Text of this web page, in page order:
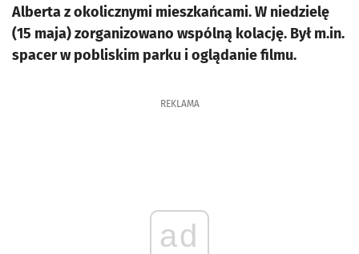
Alberta z okolicznymi mieszkańcami. W niedzielę
(15 maja) zorganizowano wspólną kolację. Był m.in.
spacer w pobliskim parku i oglądanie filmu.
REKLAMA
ad